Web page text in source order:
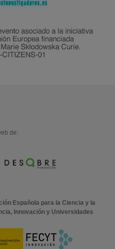
de:
Española para la Ciencia y la
Innovación y Universidades